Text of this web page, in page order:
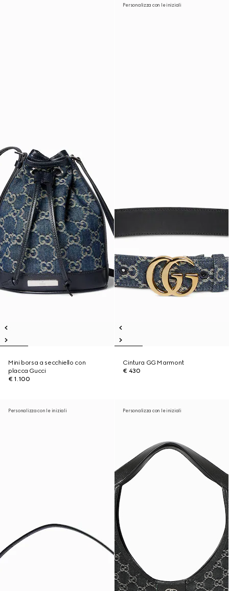
Mini borsa a secchiello con
placca Gucci
€ 1.100
Personalizza con le iniziali
Cintura GG Marmont
€ 430
Personalizza con le iniziali Personalizza con le iniziali